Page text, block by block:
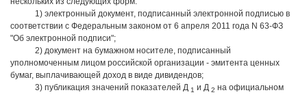
1) электронный документ, подписанный электронной подписью в
соответствии с Федеральным законом от 6 апреля 2011 года N 63-ФЗ
"Об электронной подписи";
2) документ на бумажном носителе, подписанный
уполномоченным лицом российской организации - эмитента ценных
бумаг, выплачивающей доход в виде дивидендов;
3) публикация значений показателей Д 1 и Д 2 на официальном